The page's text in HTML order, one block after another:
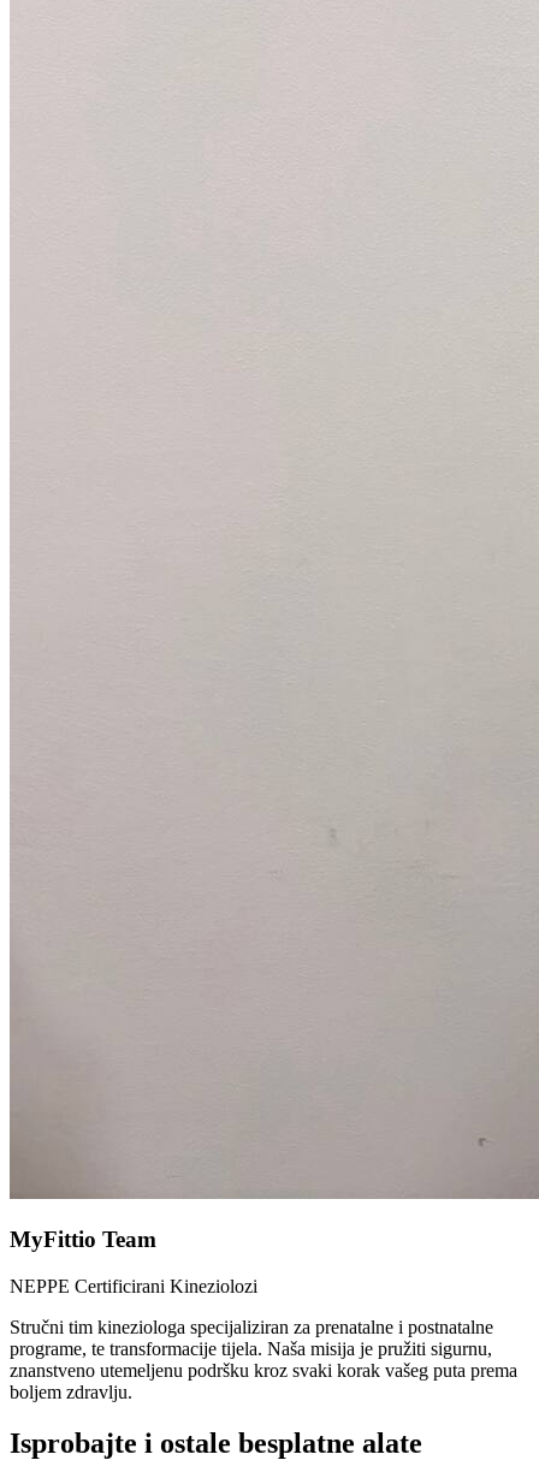
MyFittio Team
NEPPE Certificirani Kineziolozi
Stručni tim kineziologa specijaliziran za prenatalne i postnatalne
programe, te transformacije tijela. Naša misija je pružiti sigurnu,
znanstveno utemeljenu podršku kroz svaki korak vašeg puta prema
boljem zdravlju.
Isprobajte i ostale besplatne alate